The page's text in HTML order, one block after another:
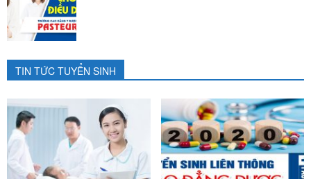
TIN TỨC TUYỂN SINH